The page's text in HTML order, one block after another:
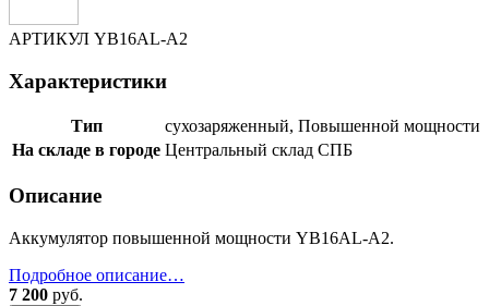
АРТИКУЛ YB16AL-A2
Характеристики
Тип
сухозаряженный, Повышенной мощности
На складе в городе Центральный склад СПБ
Описание
Аккумулятор повышенной мощности YB16AL-A2.
Подробное описание…
7 200 руб.